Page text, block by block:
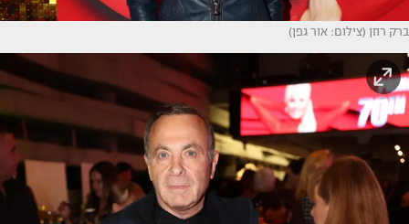
ברק רוזן (צילום: אור גפן)